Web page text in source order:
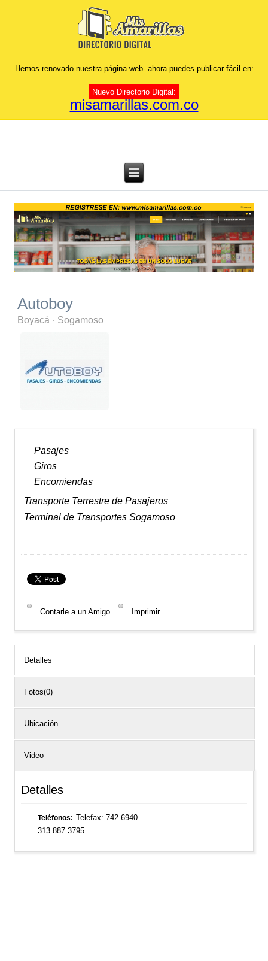
Hemos renovado nuestra página web- ahora puedes publicar fácil en:
Nuevo Directorio Digital:
misamarillas.com.co
Autoboy
Boyacá · Sogamoso
Pasajes
Giros
Encomiendas
Transporte Terrestre de Pasajeros
Terminal de Transportes Sogamoso
Contarle a un Amigo Imprimir
Detalles
Fotos(0)
Ubicación
Video
Detalles
Teléfonos
Telefax: 742 6940
313 887 3795